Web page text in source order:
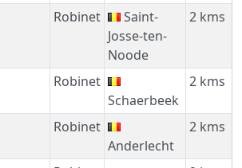
Robinet
Saint-
Josse-ten-
Noode
2 kms
Robinet
Schaerbeek
2 kms
Robinet
Anderlecht
2 kms